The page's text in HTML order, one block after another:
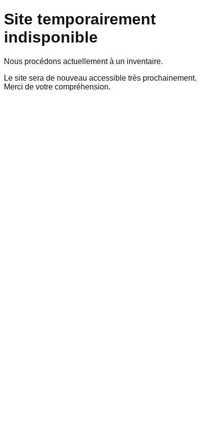
Site temporairement
indisponible
Nous procédons actuellement à un inventaire.
Le site sera de nouveau accessible très prochainement.
Merci de votre compréhension.